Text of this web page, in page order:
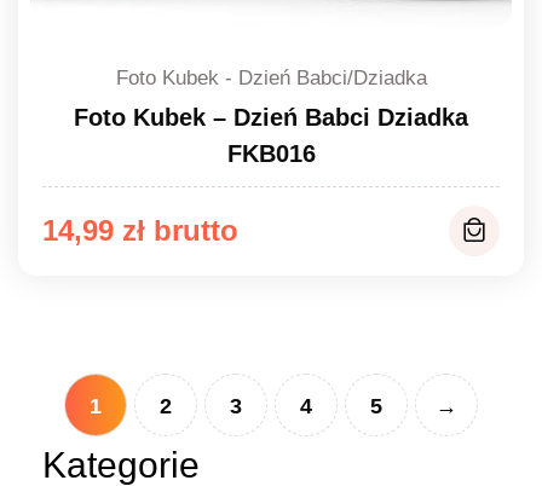
Kategorie
Foto Kubek - Dzień Babci/Dziadka
Foto Kubek – Dzień Babci Dziadka
FKB016
14,99 zł
1 2 3 4 5 →